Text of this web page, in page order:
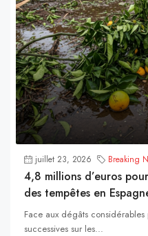
juillet 23, 2026 Breaking
4,8 millions d’euros
des tempêtes en
Face aux dégâts
successives sur les...